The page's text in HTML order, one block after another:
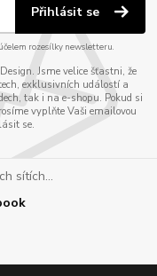
Přihlásit se
rozesílky newsletteru.
Jsme velice šťastni, že
exklusivních událostí a
tak i na e-shopu. Pokud si
vyplňte Vaši emailovou
se.
sítích...